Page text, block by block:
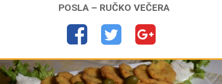
POSLA – RUČKO VEČERA